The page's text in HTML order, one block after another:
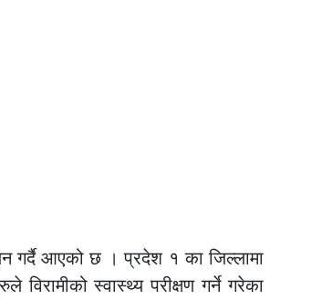
गर्दै आएको छ । प्रदेश १ का जिल्लामा
विरामीको स्वास्थ्य परीक्षण गर्ने गरेका